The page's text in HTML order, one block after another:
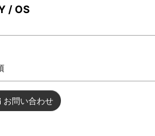
/ OS
お問い合わせ